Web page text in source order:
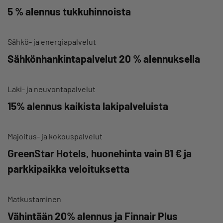
5 % alennus tukkuhinnoista
Sähkö- ja energiapalvelut
Sähkönhankintapalvelut 20 % alennuksella
Laki- ja neuvontapalvelut
15% alennus kaikista lakipalveluista
Majoitus- ja kokouspalvelut
GreenStar Hotels, huonehinta vain 81 € ja
parkkipaikka veloituksetta
Matkustaminen
Vähintään 20% alennus ja Finnair Plus